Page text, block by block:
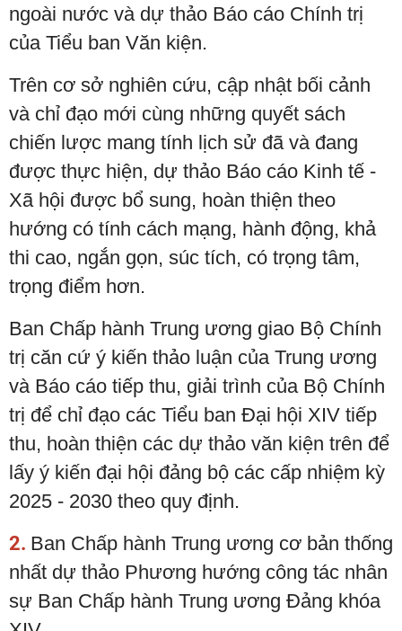
ngoài nước và dự thảo Báo cáo Chính trị
của Tiểu ban Văn kiện.
Trên cơ sở nghiên cứu, cập nhật bối cảnh
và chỉ đạo mới cùng những quyết sách
chiến lược mang tính lịch sử đã và đang
được thực hiện, dự thảo Báo cáo Kinh tế -
Xã hội được bổ sung, hoàn thiện theo
hướng có tính cách mạng, hành động, khả
thi cao, ngắn gọn, súc tích, có trọng tâm,
trọng điểm hơn.
Ban Chấp hành Trung ương giao Bộ Chính
trị căn cứ ý kiến thảo luận của Trung ương
và Báo cáo tiếp thu, giải trình của Bộ Chính
trị để chỉ đạo các Tiểu ban Đại hội XIV tiếp
thu, hoàn thiện các dự thảo văn kiện trên để
lấy ý kiến đại hội đảng bộ các cấp nhiệm kỳ
2025 - 2030 theo quy định.
2. Ban Chấp hành Trung ương cơ bản thống
nhất dự thảo Phương hướng công tác nhân
sự Ban Chấp hành Trung ương Đảng khóa